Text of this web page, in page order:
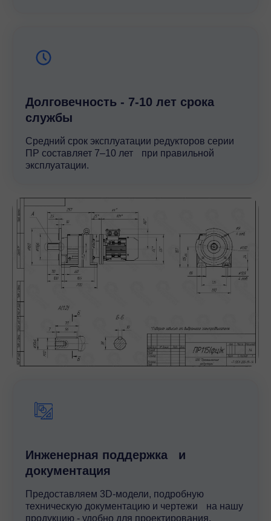
Долговечность - 7-10 лет срока
службы
Средний срок эксплуатации редукторов серии
ПР составляет 7–10 лет при правильной
эксплуатации.
Инженерная поддержка и
документация
Предоставляем 3D-модели, подробную
техническую документацию и чертежи на нашу
продукцию - удобно для проектирования,